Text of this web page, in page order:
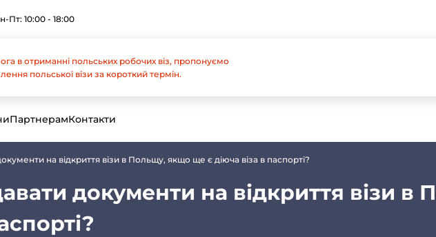
Пт: 10:00 - 18:00
в отриманні польських робочих віз, пропонуємо
польської візи за короткий термін.
ПартнерамКонтакти
на відкриття візи в Польщу, якщо ще є діюча віза в паспорті?
документи на відкриття візи